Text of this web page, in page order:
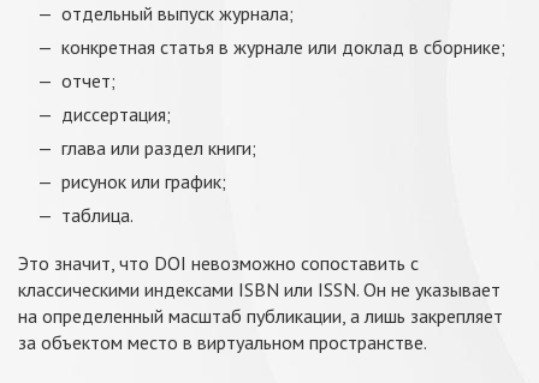
отдельный выпуск журнала;
конкретная статья в журнале или доклад в сборнике;
отчет;
диссертация;
глава или раздел книги;
рисунок или график;
таблица.
Это значит, что DOI невозможно сопоставить с
классическими индексами ISBN или ISSN. Он не указывает
на определенный масштаб публикации, а лишь закрепляет
за объектом место в виртуальном пространстве.